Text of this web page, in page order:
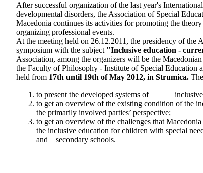
After successful organization of the last year's
developmental disorders, the Association of Special
Macedonia continues its activities for promoting the
organizing professional events.
At the meeting held on 26.12.2011, the presidency of the
symposium with the subject "Inclusive education -
Association, among the organizers will be the
the Faculty of Philosophy - Institute of Special Education
held from 17th until 19th of May 2012, in Strumica.
to present the developed systems of inclusive
to get an overview of the existing condition of
the primarily involved parties’ perspective;
to get an overview of the challenges that
the inclusive education for children with special
and secondary schools.